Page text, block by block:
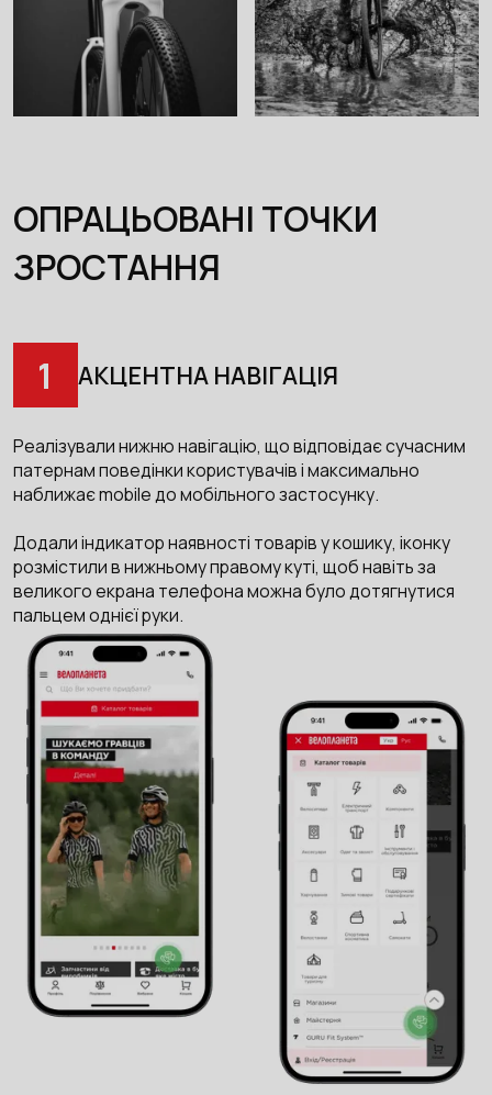
ОПРАЦЬОВАНІ ТОЧКИ
ЗРОСТАННЯ
1 АКЦЕНТНА НАВІГАЦІЯ
Реалізували нижню навігацію, що відповідає сучасним
патернам поведінки користувачів і максимально
наближає mobile до мобільного застосунку.
Додали індикатор наявності товарів у кошику, іконку
розмістили в нижньому правому куті, щоб навіть за
великого екрана телефона можна було дотягнутися
пальцем однієї руки.